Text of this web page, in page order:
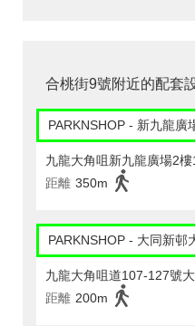
合桃街9號附近的配套
PARKNSHOP - 新九龍廣
九龍大角咀新九龍廣場2
距離 350m
PARKNSHOP - 大同新邨
九龍大角咀道107-127號
距離 200m